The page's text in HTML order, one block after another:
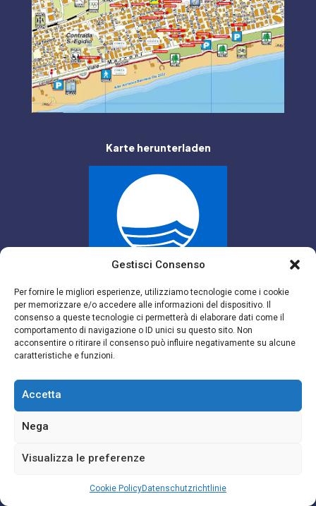
Gestisci Consenso
Per fornire le migliori esperienze, utilizziamo tecnologie come i cookie
per memorizzare e/o accedere alle informazioni del dispositivo. Il
consenso a queste tecnologie ci permetterà di elaborare dati come il
comportamento di navigazione o ID unici su questo sito. Non
acconsentire o ritirare il consenso può influire negativamente su alcune
caratteristiche e funzioni.
Accetta
Nega
Visualizza le preferenze
Cookie PolicyDatenschutzrichtlinie
Karte herunterladen